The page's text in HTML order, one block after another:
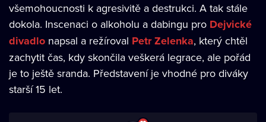
všemohoucnosti k agresivitě a destrukci. A tak stále
dokola. Inscenaci o alkoholu a dabingu pro Dejvické
divadlo napsal a režíroval Petr Zelenka, který chtěl
zachytit čas, kdy skončila veškerá legrace, ale pořád
je to ještě sranda. Představení je vhodné pro diváky
starší 15 let.